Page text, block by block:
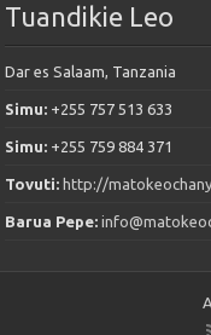
Tuandikie Leo
Dar es Salaam, Tanzania
Simu: +255 757 513 633
Simu: +255 759 884 371
Tovuti: http://
Barua Pepe: